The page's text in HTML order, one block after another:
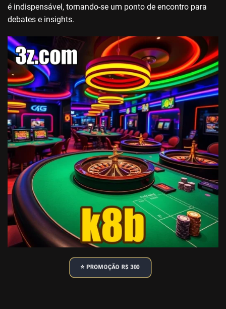
é indispensável, tornando-se um ponto de encontro para
debates e insights.
⭐️ PROMOÇÃO R$ 300